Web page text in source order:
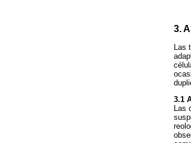
3.
Las
3.1
Las